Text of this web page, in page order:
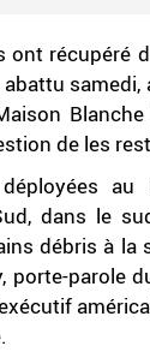
ont récupéré
de les
dans le
débris à la
porte-parole